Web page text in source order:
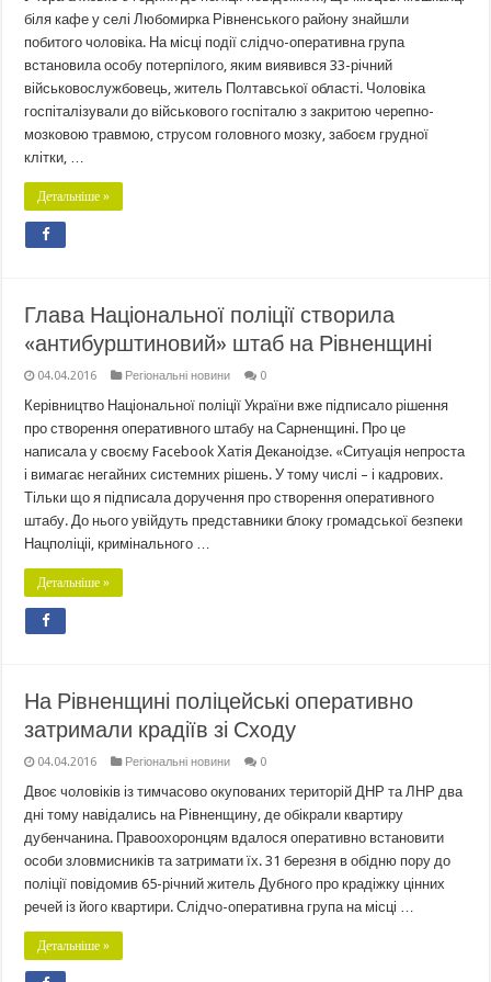
біля кафе у селі Любомирка Рівненського району знайшли
побитого чоловіка. На місці події слідчо-оперативна група
встановила особу потерпілого, яким виявився 33-річний
військовослужбовець, житель Полтавської області. Чоловіка
госпіталізували до військового госпіталю з закритою черепно-
мозковою травмою, струсом головного мозку, забоєм грудної
клітки, …
Детальніше »
Глава Національної поліції створила
«антибурштиновий» штаб на Рівненщині
04.04.2016 Регіональні новини 0
Керівництво Національної поліції України вже підписало рішення
про створення оперативного штабу на Сарненщині. Про це
написала у своєму Facebook Хатія Деканоідзе. «Ситуація непроста
і вимагає негайних системних рішень. У тому числі – і кадрових.
Тільки що я підписала доручення про створення оперативного
штабу. До нього увійдуть представники блоку громадської безпеки
Нацполіціі, кримінального …
Детальніше »
На Рівненщині поліцейські оперативно
затримали крадіїв зі Сходу
04.04.2016 Регіональні новини 0
Двоє чоловіків із тимчасово окупованих територій ДНР та ЛНР два
дні тому навідались на Рівненщину, де обікрали квартиру
дубенчанина. Правоохоронцям вдалося оперативно встановити
особи зловмисників та затримати їх. 31 березня в обідню пору до
поліції повідомив 65-річний житель Дубного про крадіжку цінних
речей із його квартири. Слідчо-оперативна група на місці …
Детальніше »